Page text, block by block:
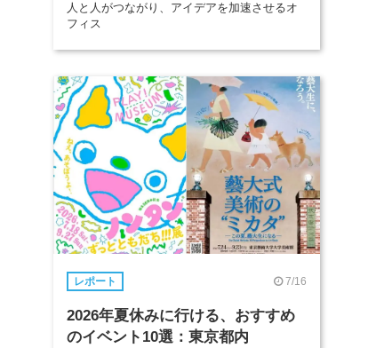
人と人がつながり、アイデアを加速させるオ
フィス
レポート 7/16
2026年夏休みに行ける、おすすめ
のイベント10選：東京都内